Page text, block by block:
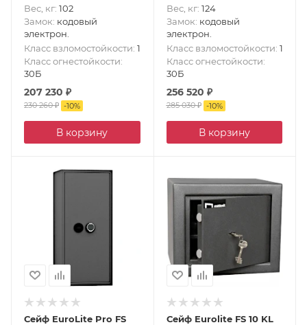
Вес, кг: 102
Замок: кодовый
электрон.
Класс взломостойкости: 1
Класс огнестойкости:
30Б
207 230 ₽
230 260₽ -10%
В корзину
Вес, кг: 124
Замок: кодовый
электрон.
Класс взломостойкости: 1
Класс огнестойкости:
30Б
256 520 ₽
285 030₽ -10%
В корзину
Сейф EuroLite Pro FS
Сейф Eurolite FS 10 KL